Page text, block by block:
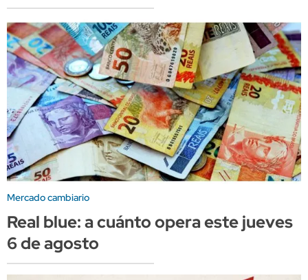
Mercado cambiario
Real blue: a cuánto opera este jueves
6 de agosto